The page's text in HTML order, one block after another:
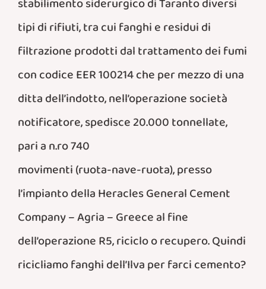
stabilimento siderurgico di Taranto diversi
tipi di rifiuti, tra cui fanghi e residui di
filtrazione prodotti dal trattamento dei fumi
con codice EER 100214 che per mezzo di una
ditta dell’indotto, nell’operazione società
notificatore, spedisce 20.000 tonnellate,
pari a n.ro 740
movimenti (ruota-nave-ruota), presso
l’impianto della Heracles General Cement
Company – Agria – Greece al fine
dell’operazione R5, riciclo o recupero. Quindi
ricicliamo fanghi dell’Ilva per farci cemento?